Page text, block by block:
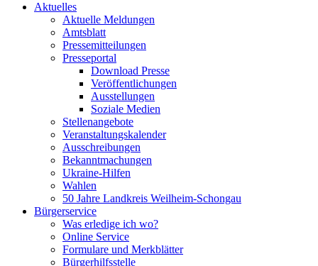
Aktuelles
Aktuelle Meldungen
Amtsblatt
Pressemitteilungen
Presseportal
Download Presse
Veröffentlichungen
Ausstellungen
Soziale Medien
Stellenangebote
Veranstaltungskalender
Ausschreibungen
Bekanntmachungen
Ukraine-Hilfen
Wahlen
50 Jahre Landkreis Weilheim-Schongau
Bürgerservice
Was erledige ich wo?
Online Service
Formulare und Merkblätter
Bürgerhilfsstelle